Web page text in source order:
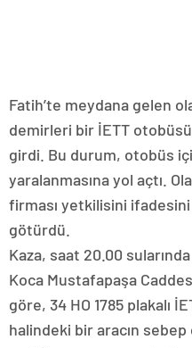
Fatih’te meydana gelen
demirleri bir İETT
girdi. Bu durum, otobüs
yaralanmasına yol açtı.
firması yetkilisini
götürdü.
Kaza, saat 20.00
Koca Mustafapaşa
göre, 34 HO 1785 plakalı
halindeki bir aracın